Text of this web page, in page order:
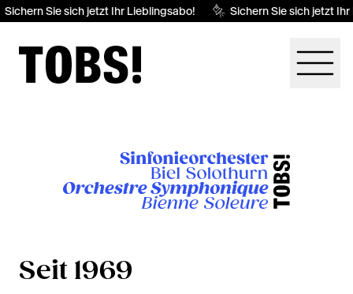
Sichern Sie sich jetzt Ihr Lieblingsabo! Sichern Sie sich jetzt Ihr
Seit 1969